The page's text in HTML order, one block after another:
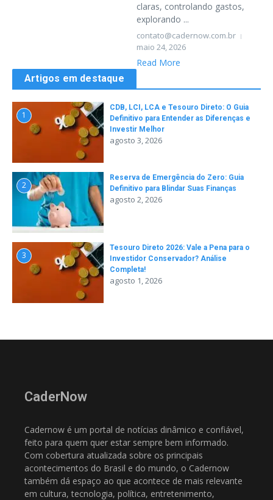
claras, controlando gastos,
explorando ...
contato@cadernow.com.br
maio 24, 2026
Read More
Artigos em destaque
1
CDB, LCI, LCA e Tesouro Direto: O Guia
Definitivo para Entender as Diferenças e
Investir Melhor
agosto 3, 2026
2
Reserva de Emergência do Zero: Guia
Definitivo para Blindar Suas Finanças
agosto 2, 2026
3
Tesouro Direto 2026: Vale a Pena para o
Investidor Conservador? Análise
Completa!
agosto 1, 2026
CaderNow
Cadernow é um portal de notícias dinâmico e confiável,
feito para quem quer estar sempre bem informado.
Com cobertura atualizada sobre os principais
acontecimentos do Brasil e do mundo, o Cadernow
também dá espaço ao que acontece de mais relevante
em cultura, tecnologia, política, entretenimento,